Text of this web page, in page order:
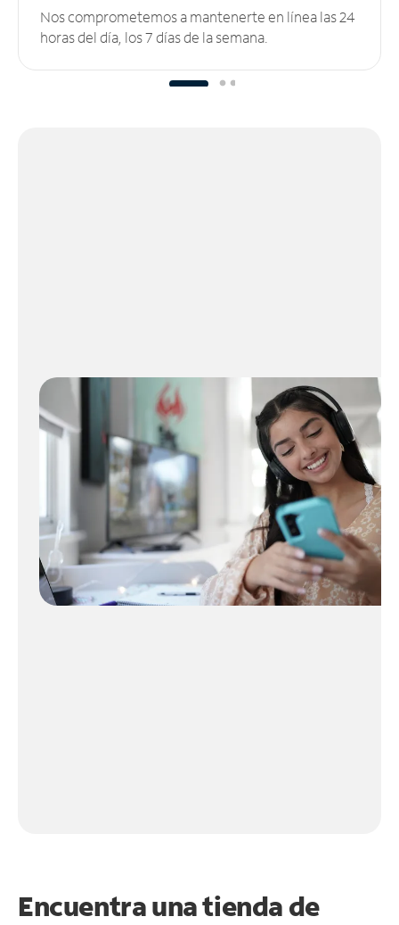
Nos comprometemos a mantenerte en línea las 24
horas del día, los 7 días de la semana.
Encuentra una tienda de